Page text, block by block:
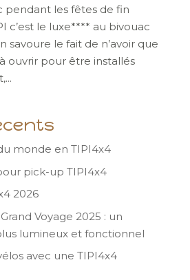
pendant les fêtes de fin
c’est le luxe**** au bivouac
savoure le fait de n’avoir que
ouvrir pour être installés
monde en TIPI4x4
pick-up TIPI4x4
2026
Voyage 2025 : un
lumineux et fonctionnel
avec une TIPI4x4